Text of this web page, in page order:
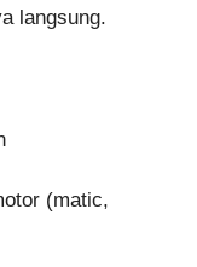
langsung.
(matic,